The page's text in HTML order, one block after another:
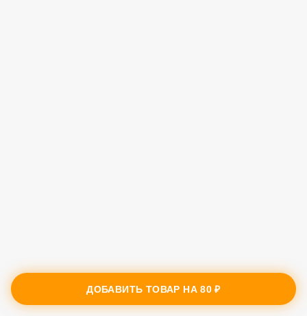
ДОБАВИТЬ ТОВАР НА80 ₽